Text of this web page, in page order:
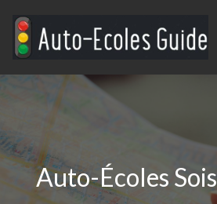
Auto-Écoles